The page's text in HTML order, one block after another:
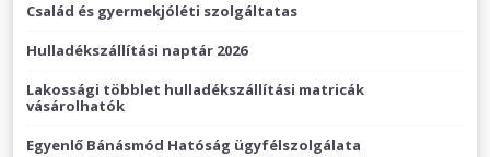
Család és gyermekjóléti szolgáltatas
Hulladékszállítási naptár 2026
Lakossági többlet hulladékszállítási matricák
vásárolhatók
Egyenlő Bánásmód Hatóság ügyfélszolgálata